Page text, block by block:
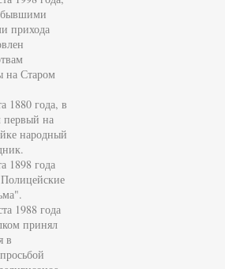
бывшими
прихода
на Старом
1880 года, в
первый на
народный
1898 года
1988 года
принял
в